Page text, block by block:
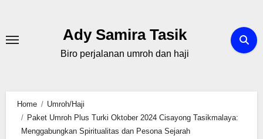
content
Ady Samira Tasik
Biro perjalanan umroh dan haji
Home
Umroh/Haji
Paket Umroh Plus Turki Oktober 2024 Cisayong Tasikmalaya:
Menggabungkan Spiritualitas dan Pesona Sejarah